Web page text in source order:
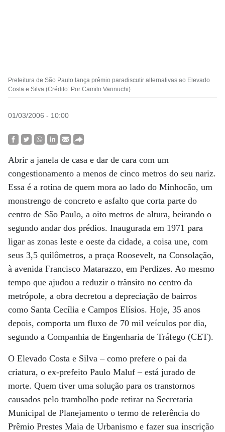
Prefeitura de São Paulo lança prêmio paradiscutir alternativas ao Elevado
Costa e Silva (Crédito: Por Camilo Vannuchi)
01/03/2006 - 10:00
Abrir a janela de casa e dar de cara com um
congestionamento a menos de cinco metros do seu nariz.
Essa é a rotina de quem mora ao lado do Minhocão, um
monstrengo de concreto e asfalto que corta parte do
centro de São Paulo, a oito metros de altura, beirando o
segundo andar dos prédios. Inaugurada em 1971 para
ligar as zonas leste e oeste da cidade, a coisa une, com
seus 3,5 quilômetros, a praça Roosevelt, na Consolação,
à avenida Francisco Matarazzo, em Perdizes. Ao mesmo
tempo que ajudou a reduzir o trânsito no centro da
metrópole, a obra decretou a depreciação de bairros
como Santa Cecília e Campos Elísios. Hoje, 35 anos
depois, comporta um fluxo de 70 mil veículos por dia,
segundo a Companhia de Engenharia de Tráfego (CET).
O Elevado Costa e Silva – como prefere o pai da
criatura, o ex-prefeito Paulo Maluf – está jurado de
morte. Quem tiver uma solução para os transtornos
causados pelo trambolho pode retirar na Secretaria
Municipal de Planejamento o termo de referência do
Prêmio Prestes Maia de Urbanismo e fazer sua inscrição